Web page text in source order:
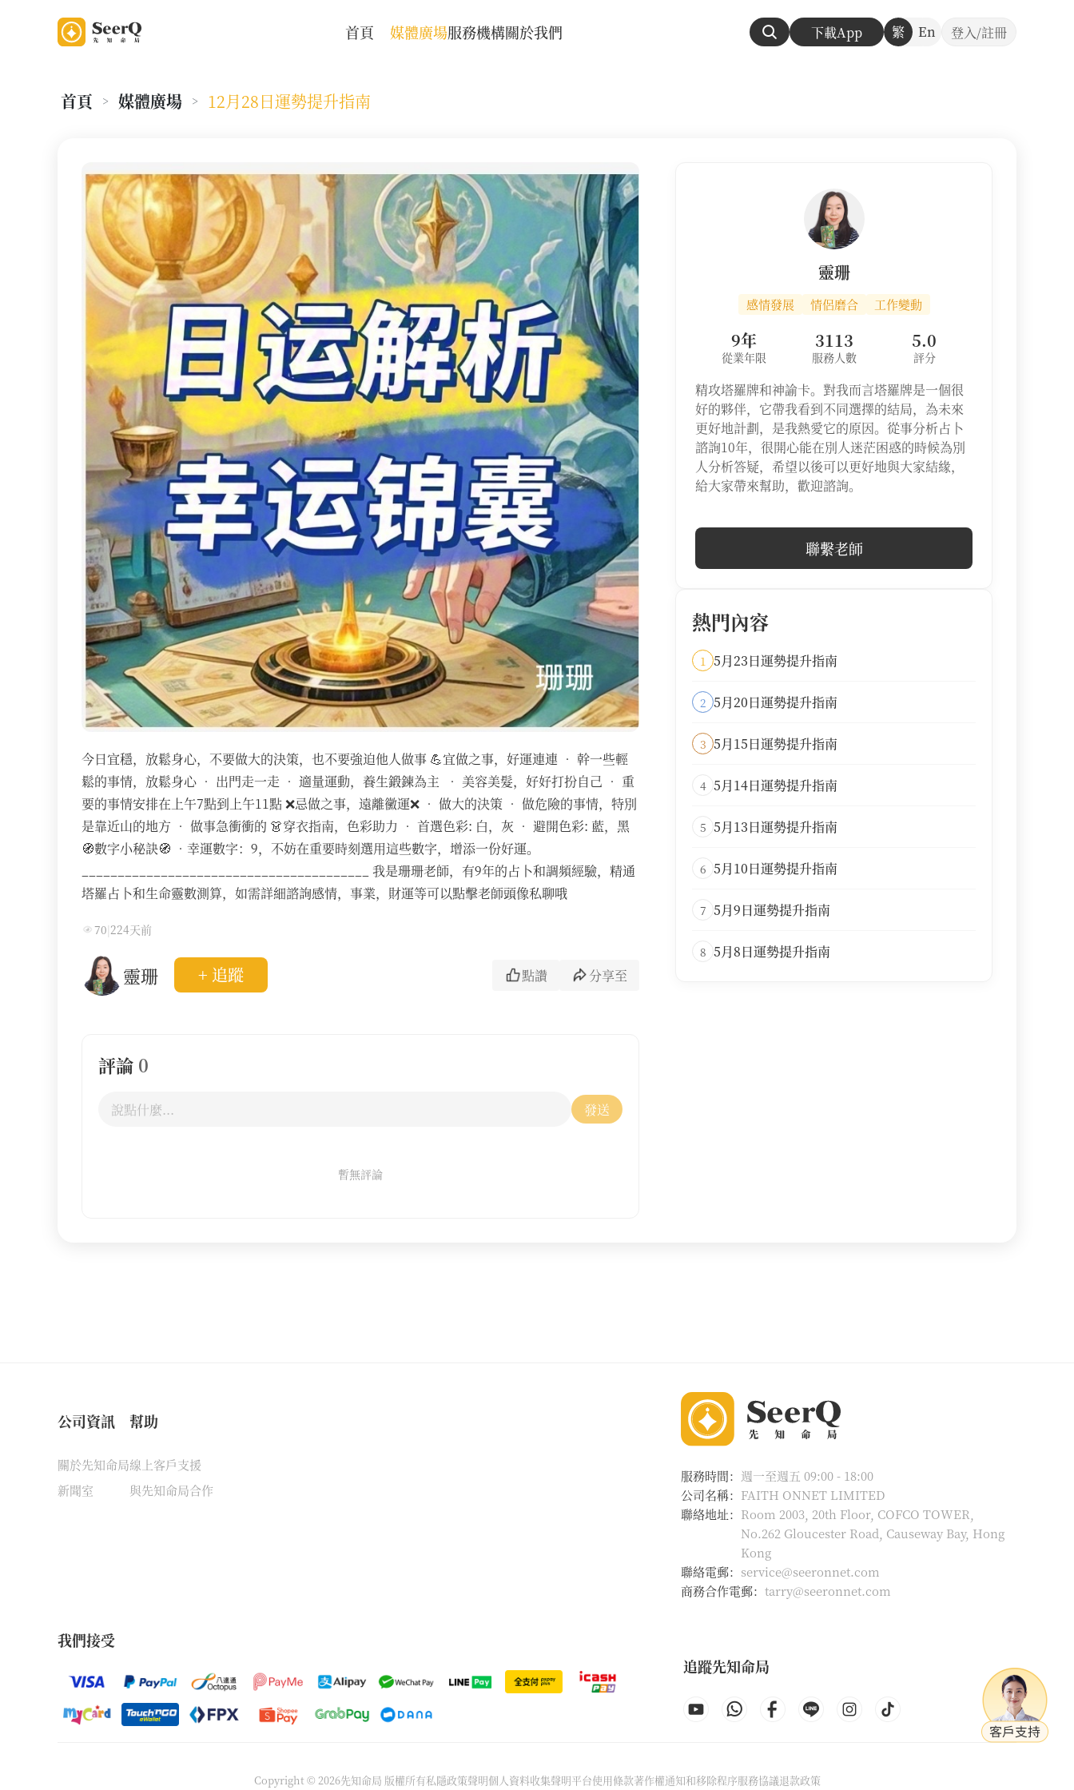
首頁 媒體廣場服務機構關於我們 下載App 繁 En 登入/註冊
首頁 > 媒體廣場 > 12月28日運勢提升指南
今日宜穩，放鬆身心，不要做大的決策，也不要強迫他人做事 💪宜做之事，好運連連 • 幹一些輕
鬆的事情，放鬆身心 • 出門走一走 • 適量運動，養生鍛鍊為主 • 美容美髮，好好打扮自己 • 重
要的事情安排在上午7點到上午11點 ❌忌做之事，遠離黴運❌ • 做大的決策 • 做危險的事情，特別
是靠近山的地方 • 做事急衝衝的 👗穿衣指南，色彩助力 • 首選色彩: 白，灰 • 避開色彩: 藍，黑
🧭數字小秘訣🧭 •幸運數字：9，不妨在重要時刻選用這些數字，增添一份好運。
________________________________________ 我是珊珊老師，有9年的占卜和調頻經驗，精通
塔羅占卜和生命靈數測算，如需詳細諮詢感情，事業，財運等可以點擊老師頭像私聊哦
70|224天前
靈珊 + 追蹤 點讚 分享至
評論 0
發送
暫無評論
靈珊
感情發展 情侶磨合 工作變動
9年
從業年限
3113
服務人數
5.0
評分
精攻塔羅牌和神諭卡。對我而言塔羅牌是一個很
好的夥伴，它帶我看到不同選擇的結局，為未來
更好地計劃，是我熱愛它的原因。從事分析占卜
諮詢10年，很開心能在別人迷茫困惑的時候為別
人分析答疑，希望以後可以更好地與大家結緣，
給大家帶來幫助，歡迎諮詢。
聯繫老師
熱門內容
1 5月23日運勢提升指南
2 5月20日運勢提升指南
3 5月15日運勢提升指南
4 5月14日運勢提升指南
5 5月13日運勢提升指南
6 5月10日運勢提升指南
7 5月9日運勢提升指南
8 5月8日運勢提升指南
公司資訊
關於先知命局
新聞室
幫助
線上客戶支援
與先知命局合作
服務時間： 週一至週五 09:00 - 18:00
公司名稱： FAITH ONNET LIMITED
聯絡地址： Room 2003, 20th Floor, COFCO TOWER,
No.262 Gloucester Road, Causeway Bay, Hong
Kong
聯絡電郵： service@seeronnet.com
商務合作電郵： tarry@seeronnet.com
我們接受
追蹤先知命局
Copyright © 2026先知命局 版權所有私隱政策聲明個人資料收集聲明平台使用條款著作權通知和移除程序服務協議退款政策